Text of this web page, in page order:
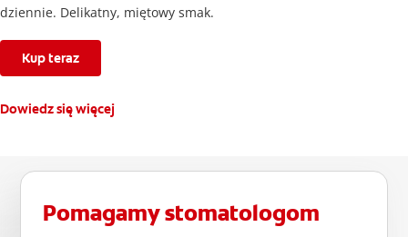
dziennie. Delikatny, miętowy smak.
Kup teraz
Dowiedz się więcej
Pomagamy stomatologom